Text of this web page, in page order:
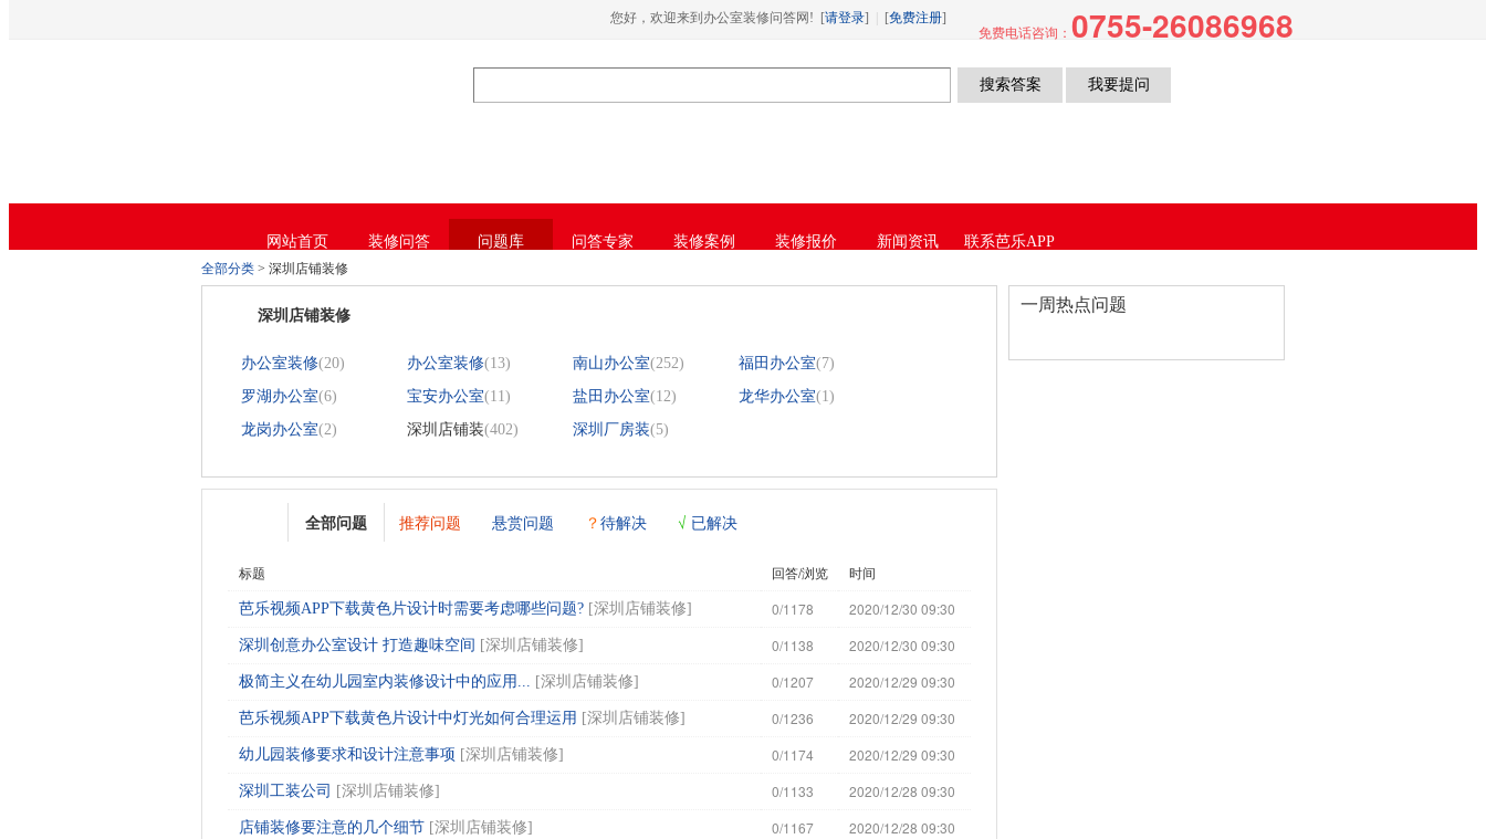
芭乐APP官方网站下载进入,芭乐APP下载网址进入18免费破解,芭乐视频APP下载IOS,芭乐视频APP下载黄色片
免费电话咨询： 0755-26086968
您好，欢迎来到办公室装修问答网! [请登录] [免费注册]
网站首页 装修问答 问题库 问答专家 装修案例 装修报价 新闻资讯 联系芭乐APP
官方网站下载
全部分类 > 深圳店铺装修
深圳店铺装修
办公室装修(20) 办公室装修(13) 南山办公室(252) 福田办公室(7)
罗湖办公室(6) 宝安办公室(11) 盐田办公室(12) 龙华办公室(1)
龙岗办公室(2) 深圳店铺装(402) 深圳厂房装(5)
全部问题 推荐问题 悬赏问题 ？待解决 √ 已解决
标题 回答/浏览 时间
芭乐视频APP下载黄色片设计时需要考虑哪些问题? [深圳店铺装修] 0/1178 2020/12/30 09:30
深圳创意办公室设计 打造趣味空间 [深圳店铺装修] 0/1138 2020/12/30 09:30
极简主义在幼儿园室内装修设计中的应用... [深圳店铺装修] 0/1207 2020/12/29 09:30
芭乐视频APP下载黄色片设计中灯光如何合理运用 [深圳店铺装修] 0/1236 2020/12/29 09:30
幼儿园装修要求和设计注意事项 [深圳店铺装修] 0/1174 2020/12/29 09:30
深圳工装公司 [深圳店铺装修] 0/1133 2020/12/28 09:30
店铺装修要注意的几个细节 [深圳店铺装修] 0/1167 2020/12/28 09:30
一周热点问题